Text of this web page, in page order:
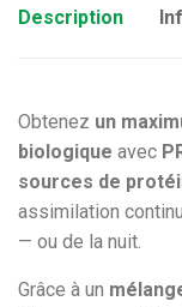
Description
Obtenez un
biologique avec
sources de
assimilation
— ou de la nuit.
Grâce à un